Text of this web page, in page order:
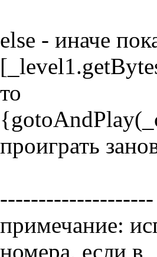
else - иначе
то
проиграть
--------------------
примечание:
номера, если в